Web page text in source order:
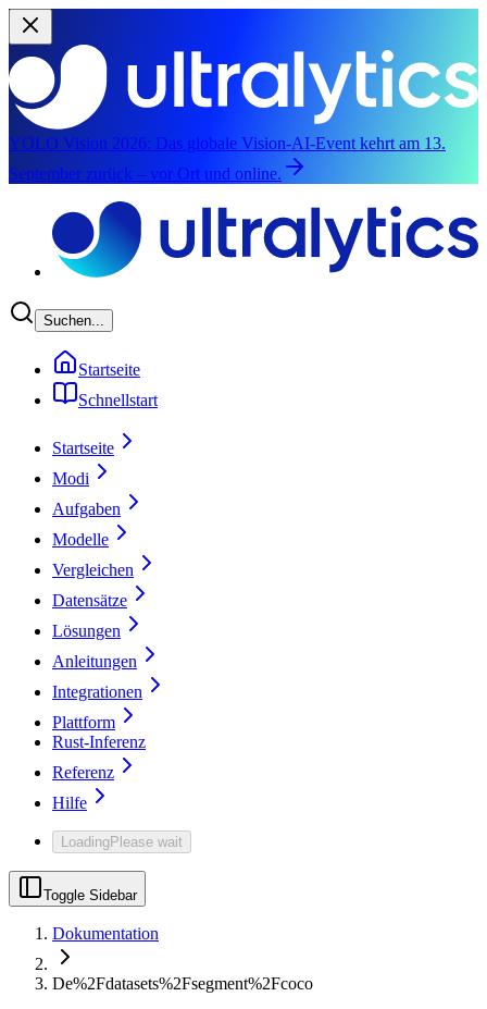
YOLO Vision 2026: Das globale Vision-AI-Event kehrt am 13.
September zurück – vor Ort und online.
Suchen...
Startseite
Schnellstart
Startseite
Modi
Aufgaben
Modelle
Vergleichen
Datensätze
Lösungen
Anleitungen
Integrationen
Plattform
Rust-Inferenz
Referenz
Hilfe
LoadingPlease wait
Toggle Sidebar
Dokumentation
De%2Fdatasets%2Fsegment%2Fcoco